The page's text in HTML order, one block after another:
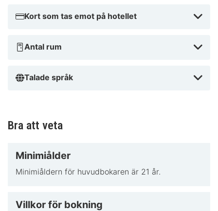
Kort som tas emot på hotellet
Antal rum
Talade språk
Bra att veta
Minimiålder
Minimiåldern för huvudbokaren är 21 år.
Villkor för bokning